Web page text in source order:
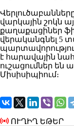
վարկային շոկն
քաղաքացիներ
վերականգնել 5
է հարավային
ուշացումներ են
Միսիսիպիում։
ՈՒՂԻՂ ԵԹԵՐ